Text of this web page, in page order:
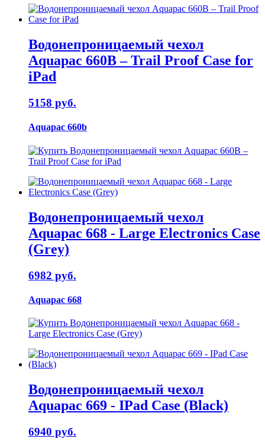
Водонепроницаемый чехол
Aquapac 660B – Trail Proof Case for
iPad
5158 руб.
Aquapac 660b
Водонепроницаемый чехол
Aquapac 668 - Large Electronics Case
(Grey)
6982 руб.
Aquapac 668
Водонепроницаемый чехол
Aquapac 669 - IPad Case (Black)
6940 руб.